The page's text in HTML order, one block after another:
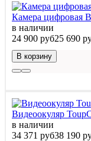
Камера цифровая
в наличии
24 900 руб25 690
В корзину
Видеоокуляр
в наличии
34 371 руб38 190